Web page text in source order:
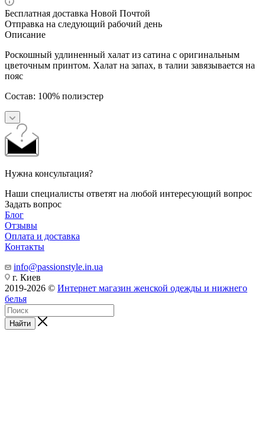
Бесплатная доставка Новой Почтой
Отправка на следующий рабочий день
Описание
Роскошный удлиненный халат из сатина с оригинальным
цветочным принтом. Халат на запах, в талии завязывается на
пояс
Состав: 100% полиэстер
Нужна консультация?
Наши специалисты ответят на любой интересующий вопрос
Задать вопрос
Блог
Отзывы
Оплата и доставка
Контакты
info@passionstyle.in.ua
г. Киев
2019-2026 © Интернет магазин женской одежды и нижнего
белья
Найти